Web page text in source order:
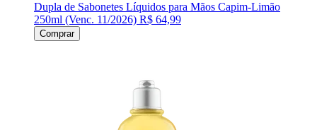
Dupla de Sabonetes Líquidos para Mãos Capim-Limão
250ml (Venc. 11/2026) R$ 64,99
Comprar